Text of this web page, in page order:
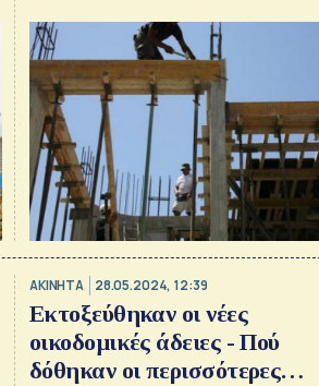
ΑΚΙΝΗΤΑ 28.05.2024, 12:39
Εκτοξεύθηκαν οι νέες
οικοδομικές άδειες - Πού
δόθηκαν οι περισσότερες